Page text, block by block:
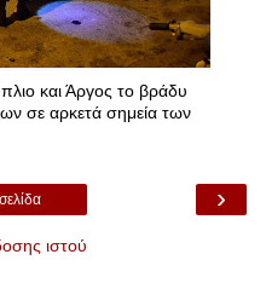
και Άργος το βράδυ
σε αρκετά σημεία των
›
ιστού